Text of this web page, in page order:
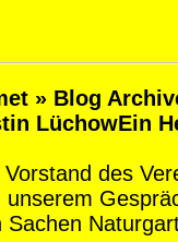
» Blog
LüchowEin
des